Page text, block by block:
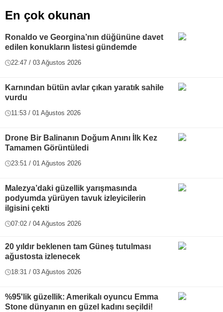
En çok okunan
Ronaldo ve Georgina’nın düğününe davet
edilen konukların listesi gündemde
22:47 / 03 Ağustos 2026
Karnından bütün avlar çıkan yaratık sahile
vurdu
11:53 / 01 Ağustos 2026
Drone Bir Balinanın Doğum Anını İlk Kez
Tamamen Görüntüledi
23:51 / 01 Ağustos 2026
Malezya’daki güzellik yarışmasında
podyumda yürüyen tavuk izleyicilerin
ilgisini çekti
07:02 / 04 Ağustos 2026
20 yıldır beklenen tam Güneş tutulması
ağustosta izlenecek
18:31 / 03 Ağustos 2026
%95'lik güzellik: Amerikalı oyuncu Emma
Stone dünyanın en güzel kadını seçildi!